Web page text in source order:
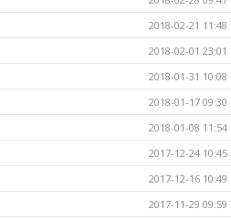
2018-02-21 11:48
2018-02-01 23:01
2018-01-31 10:08
2018-01-17 09:30
2018-01-08 11:54
2017-12-24 10:45
2017-12-16 10:49
2017-11-29 09:59